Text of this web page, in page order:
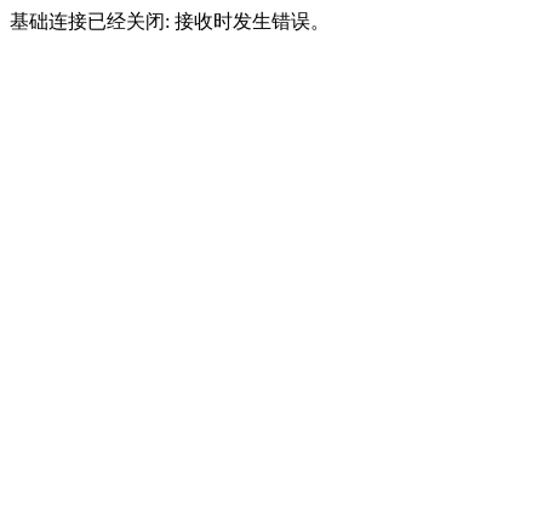
基础连接已经关闭: 接收时发生错误。